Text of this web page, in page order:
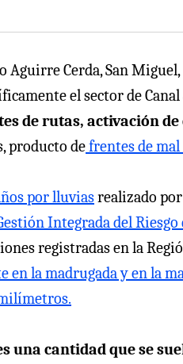
Cerda, San Miguel,
el sector de
de rutas, activación
producto defrentes de
por lluviasrealizado
Integrada del
registradas en la
la madrugada y en la
una cantidad que se